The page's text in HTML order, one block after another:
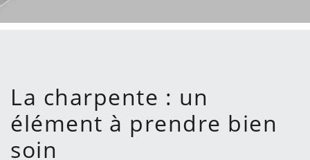
La charpente : un
élément à prendre bien
soin